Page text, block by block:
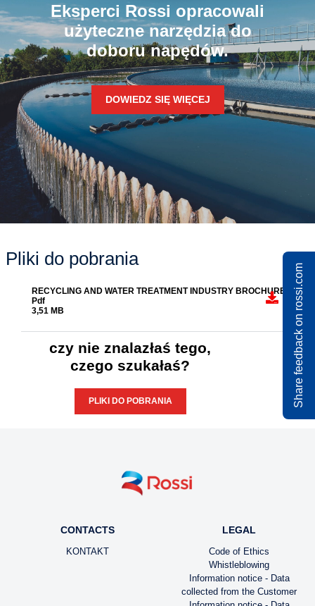
Eksperci Rossi opracowali
użyteczne narzędzia do
doboru napędów.
DOWIEDZ SIĘ WIĘCEJ
Pliki do pobrania
RECYCLING AND WATER TREATMENT INDUSTRY BROCHURE
Pdf
3,51 MB
czy nie znalazłaś tego,
czego szukałaś?
PLIKI DO POBRANIA
CONTACTS
KONTAKT
LEGAL
Code of Ethics
Whistleblowing
Information notice - Data
collected from the Customer
Share feedback on rossi.com